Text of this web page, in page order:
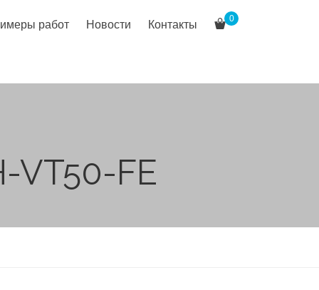
работ Новости Контакты 0
VT50-FE